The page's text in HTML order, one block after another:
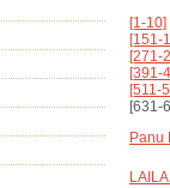
[1-10]
[151-
[271-
[391-
[511-
[631-
Panu